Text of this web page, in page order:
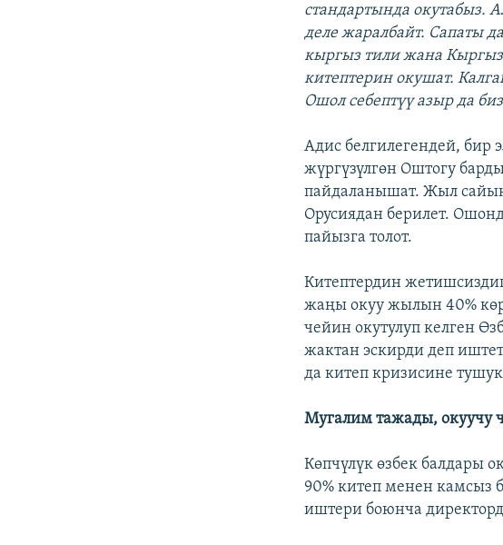
стандартында окутабыз.
деле жаралбайт. Сапаты
кыргыз тили жана
китептерин окушат.
Ошол себептүү азыр да
Адис белгилегендей, бир
жүргүзүлгөн Оштогу
пайдаланышат. Жыл
Орусиядан берилет.
пайызга толот.
Китептердин
жаңы окуу жылын 40%
чейин окутулуп келген
жактан эскирди деп
да китеп кризисине
Мугалим тажады, окуучу
Көпчүлүк өзбек балдары
90% китеп менен камсыз
иштери боюнча